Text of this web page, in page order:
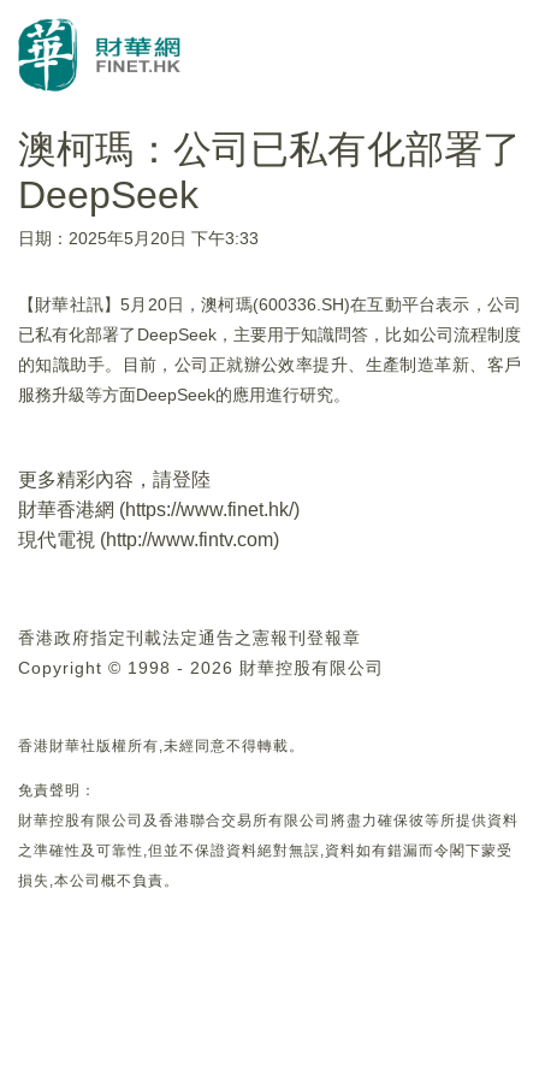
澳柯瑪：公司已私有化部署了
DeepSeek
日期：2025年5月20日 下午3:33
【財華社訊】5月20日，澳柯瑪(600336.SH)在互動平台表示，公司
已私有化部署了DeepSeek，主要用于知識問答，比如公司流程制度
的知識助手。目前，公司正就辦公效率提升、生產制造革新、客戶
服務升級等方面DeepSeek的應用進行研究。
更多精彩內容，請登陸
財華香港網 (https://www.finet.hk/)
現代電視 (http://www.fintv.com)
香港政府指定刊載法定通告之憲報刊登報章
Copyright © 1998 - 2026 財華控股有限公司
香港財華社版權所有,未經同意不得轉載。
免責聲明：
財華控股有限公司及香港聯合交易所有限公司將盡力確保彼等所提供資料
之準確性及可靠性,但並不保證資料絕對無誤,資料如有錯漏而令閣下蒙受
損失,本公司概不負責。